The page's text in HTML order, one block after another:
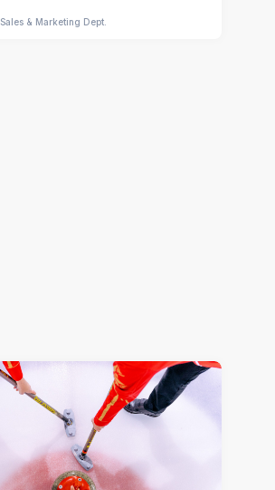
Sales & Marketing Dept.